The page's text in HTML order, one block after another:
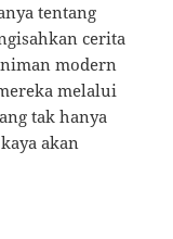
tentang
cerita
modern
melalui
tak hanya
akan